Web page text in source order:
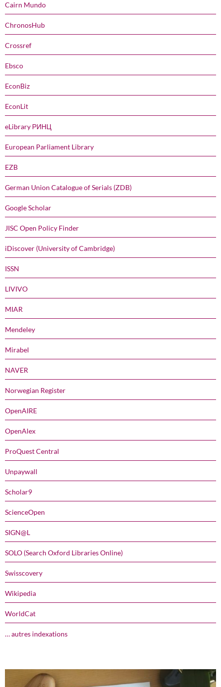
Cairn Mundo
ChronosHub
Crossref
Ebsco
EconBiz
EconLit
eLibrary РИНЦ
European Parliament Library
EZB
German Union Catalogue of Serials (ZDB)
Google Scholar
JISC Open Policy Finder
iDiscover (University of Cambridge)
ISSN
LIVIVO
MIAR
Mendeley
Mirabel
NAVER
Norwegian Register
OpenAIRE
OpenAlex
ProQuest Central
Unpaywall
Scholar9
ScienceOpen
SIGN@L
SOLO (Search Oxford Libraries Online)
Swisscovery
Wikipedia
WorldCat
… autres indexations